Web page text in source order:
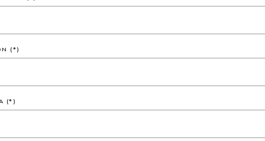
(*)
(*)